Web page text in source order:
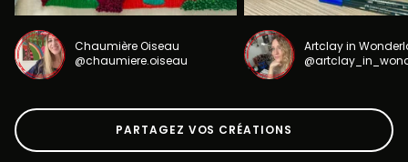
Chaumière Oiseau
@chaumiere.oiseau
Artclay in
PARTAGEZ VOS CRÉATIONS